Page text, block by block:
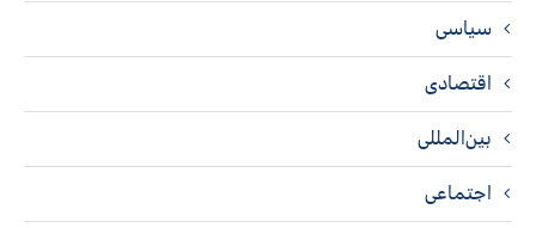
سیاسی
اقتصادی
بین‌المللی
اجتماعی